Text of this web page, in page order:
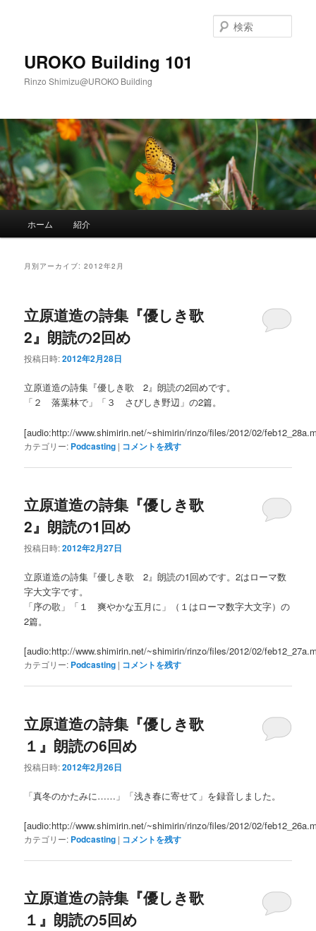
へ
移
動
移
動
UROKO Building 101
Rinzo Shimizu@UROKO Building
索
ホーム 紹介
月別アーカイブ:2012年2月
立原道造の詩集『優しき歌
2』朗読の2回め
投稿日時:2012年2月28日
立原道造の詩集『優しき歌 2』朗読の2回めです。
「２ 落葉林で」「３ さびしき野辺」の2篇。
[audio:http://www.shimirin.net/~shimirin/rinzo/files/2012/02/
カテゴリー: Podcasting | コメントを残す
立原道造の詩集『優しき歌
2』朗読の1回め
投稿日時:2012年2月27日
立原道造の詩集『優しき歌 2』朗読の1回めです。2はローマ数
字大文字です。
「序の歌」「１ 爽やかな五月に」（１はローマ数字大文字）の
2篇。
[audio:http://www.shimirin.net/~shimirin/rinzo/files/2012/02/
カテゴリー: Podcasting | コメントを残す
立原道造の詩集『優しき歌
１』朗読の6回め
投稿日時:2012年2月26日
「真冬のかたみに……」「浅き春に寄せて」を録音しました。
[audio:http://www.shimirin.net/~shimirin/rinzo/files/2012/02/
カテゴリー: Podcasting | コメントを残す
立原道造の詩集『優しき歌
１』朗読の5回め